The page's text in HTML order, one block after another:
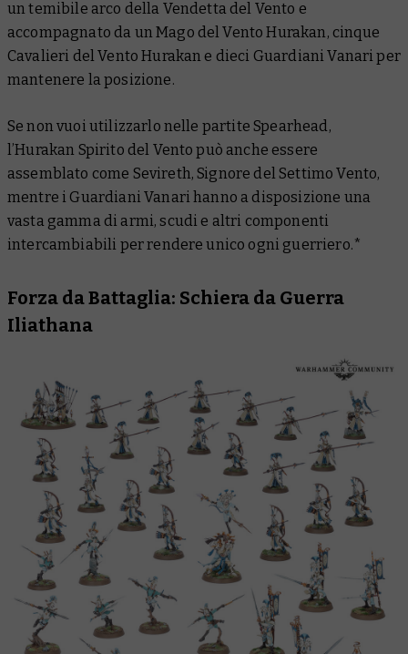
un temibile arco della Vendetta del Vento e
accompagnato da un Mago del Vento Hurakan, cinque
Cavalieri del Vento Hurakan e dieci Guardiani Vanari per
mantenere la posizione.
Se non vuoi utilizzarlo nelle partite Spearhead,
l’Hurakan Spirito del Vento può anche essere
assemblato come Sevireth, Signore del Settimo Vento,
mentre i Guardiani Vanari hanno a disposizione una
vasta gamma di armi, scudi e altri componenti
intercambiabili per rendere unico ogni guerriero.*
Forza da Battaglia: Schiera da Guerra
Iliathana